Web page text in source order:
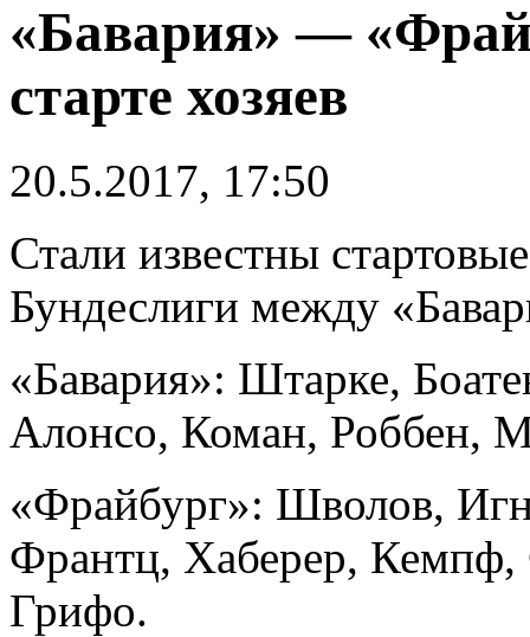
«Бавария» —
старте хозяев
20.5.2017, 17:50
Стали известны
Бундеслиги между
«Бавария»: Штарке,
Алонсо, Коман, Роббен,
«Фрайбург»: Шволов,
Франтц, Хаберер,
Грифо.